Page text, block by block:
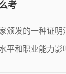
考
颁发的一种证
平和职业能力